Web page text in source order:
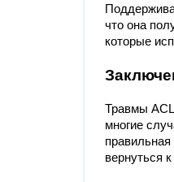
что она
которые
Травмы
многие
вернуться